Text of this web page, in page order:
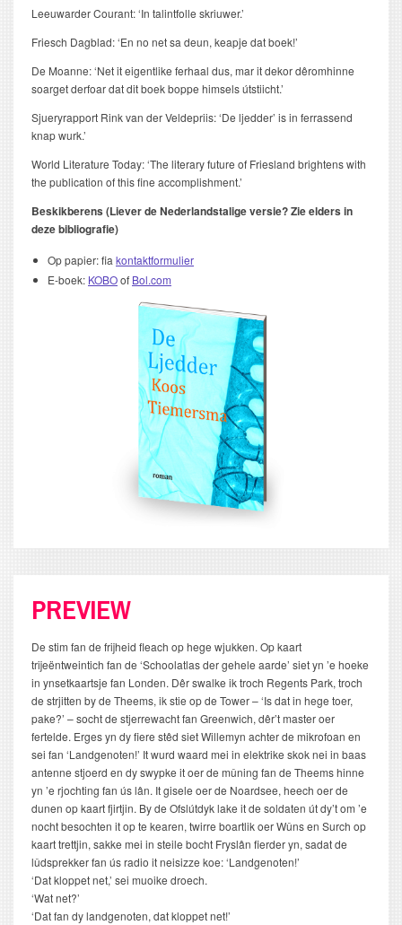
Leeuwarder Courant: ‘In talintfolle skriuwer.’
Friesch Dagblad: ‘En no net sa deun, keapje dat boek!’
De Moanne: ‘Net it eigentlike ferhaal dus, mar it dekor dêromhinne
soarget derfoar dat dit boek boppe himsels útstiicht.’
Sjueryrapport Rink van der Veldepriis: ‘De ljedder’ is in ferrassend
knap wurk.’
World Literature Today: ‘The literary future of Friesland brightens with
the publication of this fine accomplishment.’
Beskikberens (Liever de Nederlandstalige versie? Zie elders in
deze bibliografie)
Op papier: fia kontaktformulier
E-boek: KOBOof Bol.com
PREVIEW
De stim fan de frijheid fleach op hege wjukken. Op kaart
trijeëntweintich fan de ‘Schoolatlas der gehele aarde’ siet yn ’e hoeke
in ynsetkaartsje fan Londen. Dêr swalke ik troch Regents Park, troch
de strjitten by de Theems, ik stie op de Tower – ‘Is dat in hege toer,
pake?’ – socht de stjerrewacht fan Greenwich, dêr’t master oer
fertelde. Erges yn dy fiere stêd siet Willemyn achter de mikrofoan en
sei fan ‘Landgenoten!’ It wurd waard mei in elektrike skok nei in baas
antenne stjoerd en dy swypke it oer de mûning fan de Theems hinne
yn ’e rjochting fan ús lân. It gisele oer de Noardsee, heech oer de
dunen op kaart fjirtjin. By de Ofslútdyk lake it de soldaten út dy’t om ’e
nocht besochten it op te kearen, twirre boartlik oer Wûns en Surch op
kaart trettjin, sakke mei in steile bocht Fryslân fierder yn, sadat de
lûdsprekker fan ús radio it neisizze koe: ‘Landgenoten!’
‘Dat kloppet net,’ sei muoike droech.
‘Wat net?’
‘Dat fan dy landgenoten, dat kloppet net!’